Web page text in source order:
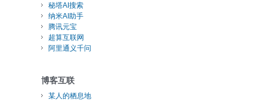
秘塔AI搜索
纳米AI助手
腾讯元宝
超算互联网
阿里通义千问
博客互联
某人的栖息地